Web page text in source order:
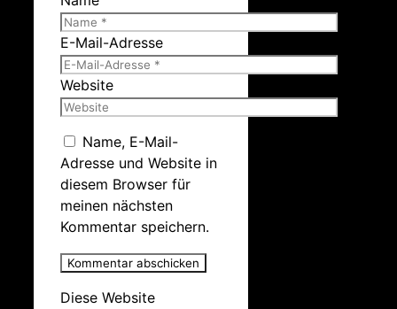
E-Mail-Adresse
Website
Name, E-Mail-
Adresse und Website in
diesem Browser für
meinen nächsten
Kommentar speichern.
Diese Website